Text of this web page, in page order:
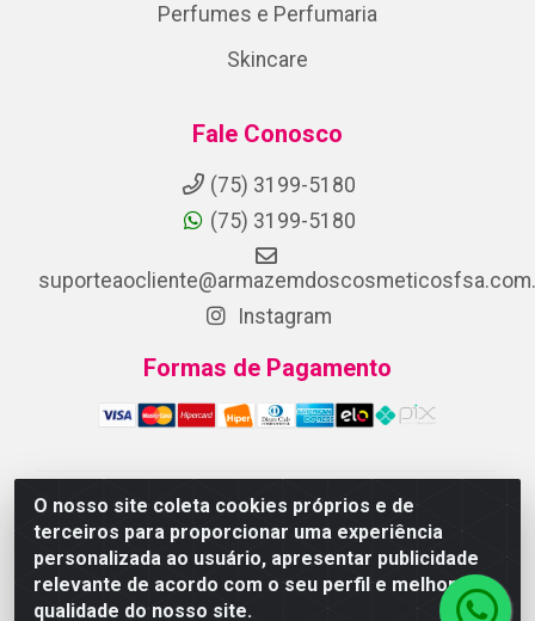
O nosso site coleta cookies próprios e de
terceiros para proporcionar uma experiência
personalizada ao usuário, apresentar publicidade
relevante de acordo com o seu perfil e melhorar a
qualidade do nosso site.
Perfumes e Perfumaria
Skincare
Fale Conosco
(75) 3199-5180
(75) 3199-5180
Instagram
Formas de Pagamento
ARMAZEM DOS COSMETICOS DISTRIBUIDORA LTDA -
Av.Transnordestina, 2222 - Parque Ipê, Feira de
Santana/BA - CEP 44.054-008 - CNPJ 07.246.802/0001-
25